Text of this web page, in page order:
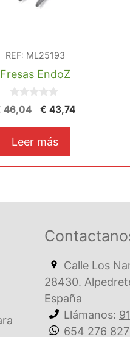
REF: ML25193
Fresas EndoZ
0
d
46,04
El
original
€ 46,04.
€ 43,74El
€ 43,74.
Leer más
Calle Los
28430.
España
Llámanos:
654 276 827